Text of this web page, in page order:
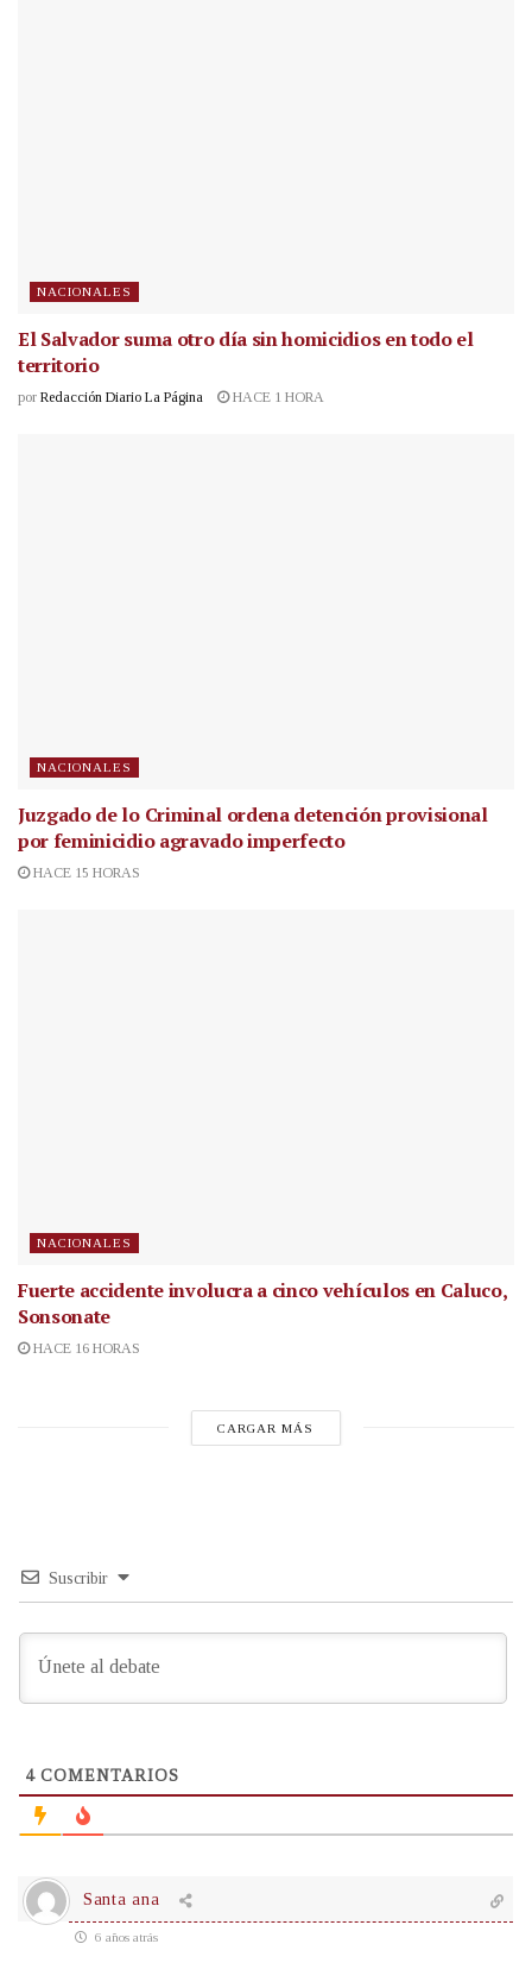
NACIONALES
El Salvador suma otro día sin homicidios en todo el
territorio
por Redacción Diario La Página HACE 1 HORA
NACIONALES
Juzgado de lo Criminal ordena detención provisional
por feminicidio agravado imperfecto
HACE 15 HORAS
NACIONALES
Fuerte accidente involucra a cinco vehículos en Caluco,
Sonsonate
HACE 16 HORAS
CARGAR MÁS
Suscribir
4COMENTARIOS
Santa ana
6 años atrás